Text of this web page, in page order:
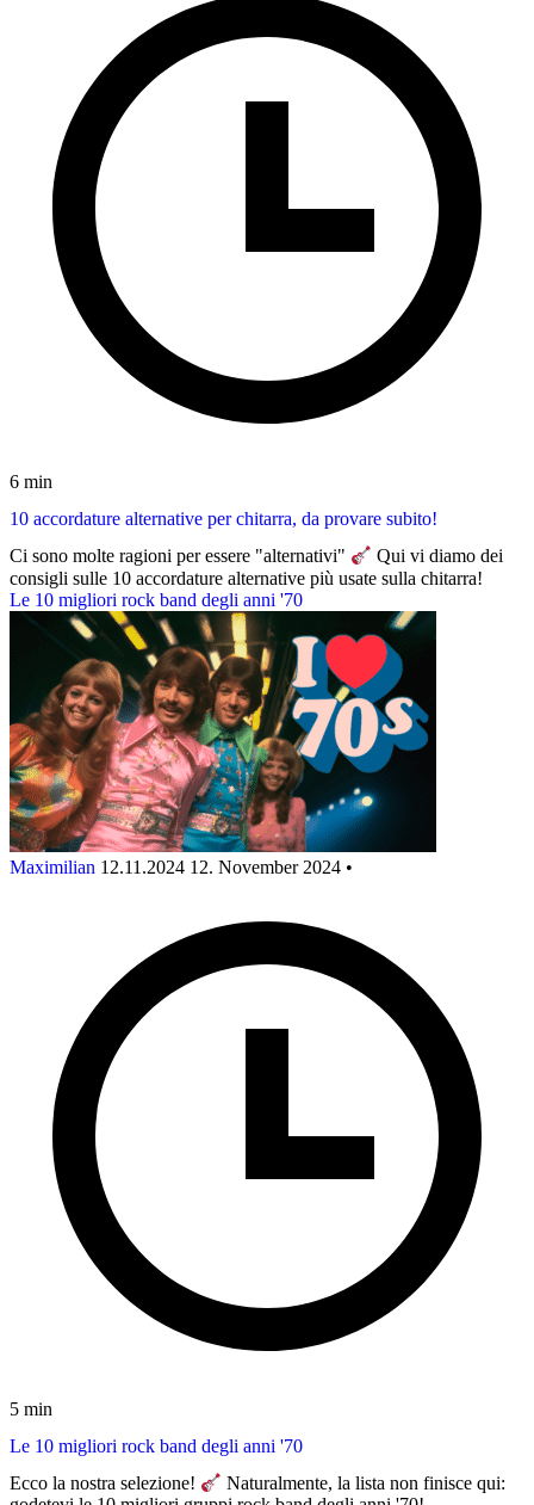
6 min
10 accordature alternative per chitarra, da provare subito!
Ci sono molte ragioni per essere "alternativi"
Qui vi diamo dei
consigli sulle 10 accordature alternative più usate sulla chitarra!
Le 10 migliori rock band degli anni '70
Maximilian 12.11.2024 12. November 2024 •
5 min
Le 10 migliori rock band degli anni '70
Ecco la nostra selezione!
Naturalmente, la lista non finisce qui: